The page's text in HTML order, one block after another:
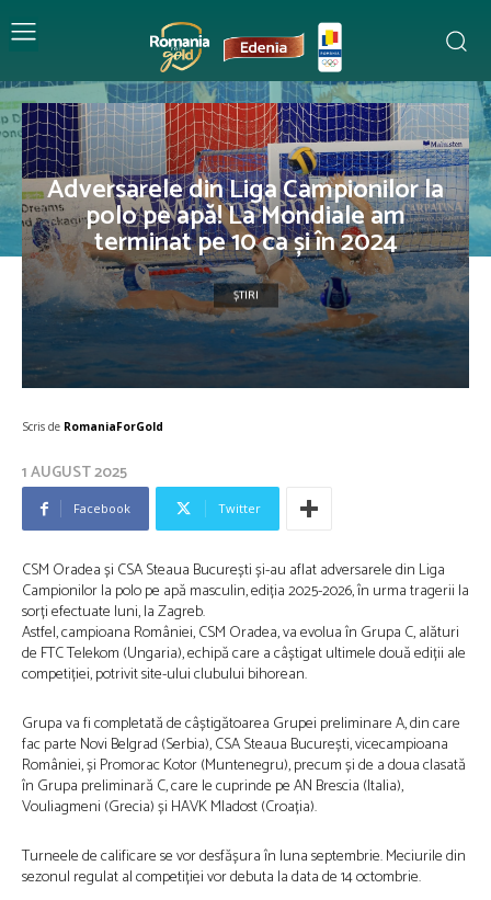
Adversarele din Liga Campionilor la
polo pe apă! La Mondiale am
terminat pe 10 ca și în 2024
ȘTIRI
Scris de RomaniaForGold
1 AUGUST 2025
Facebook Twitter
CSM Oradea și CSA Steaua București și-au aflat adversarele din Liga
Campionilor la polo pe apă masculin, ediția 2025-2026, în urma tragerii la
sorți efectuate luni, la Zagreb.
Astfel, campioana României, CSM Oradea, va evolua în Grupa C, alături
de FTC Telekom (Ungaria), echipă care a câștigat ultimele două ediții ale
competiției, potrivit site-ului clubului bihorean.
Grupa va fi completată de câștigătoarea Grupei preliminare A, din care
fac parte Novi Belgrad (Serbia), CSA Steaua București, vicecampioana
României, și Promorac Kotor (Muntenegru), precum și de a doua clasată
în Grupa preliminară C, care le cuprinde pe AN Brescia (Italia),
Vouliagmeni (Grecia) și HAVK Mladost (Croația).
Turneele de calificare se vor desfășura în luna septembrie. Meciurile din
sezonul regulat al competiției vor debuta la data de 14 octombrie.